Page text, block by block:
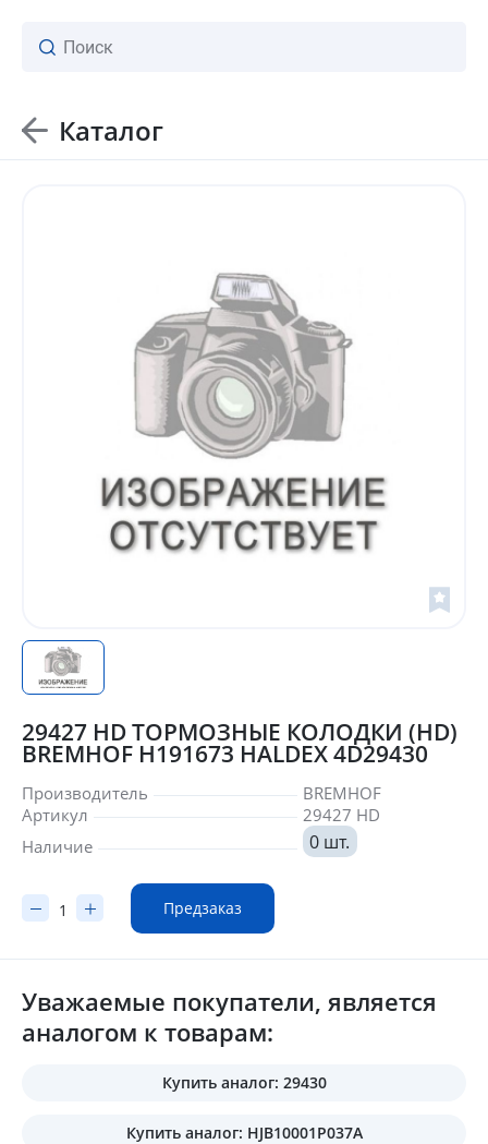
Каталог
29427 HD ТОРМОЗНЫЕ КОЛОДКИ (HD)
BREMHOF H191673 HALDEX 4D29430
Производитель
BREMHOF
Артикул
29427 HD
Наличие
0 шт.
Предзаказ
Уважаемые покупатели, является
аналогом к товарам:
Купить аналог: 29430
Купить аналог: HJB10001P037A